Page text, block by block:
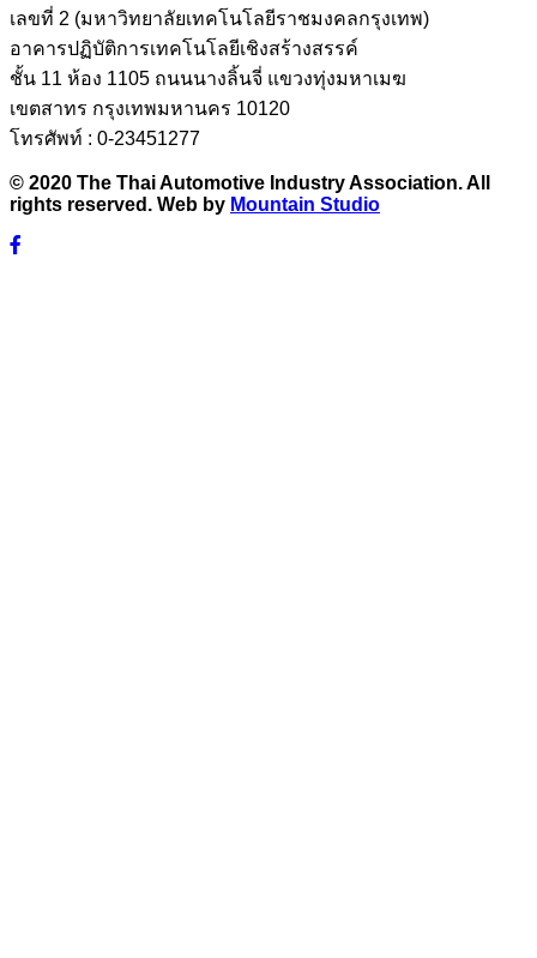
เลขที่ 2 (มหาวิทยาลัยเทคโนโลยีราชมงคลกรุงเทพ)
อาคารปฏิบัติการเทคโนโลยีเชิงสร้างสรรค์
ชั้น 11 ห้อง 1105 ถนนนางลิ้นจี่ แขวงทุ่งมหาเมฆ
เขตสาทร กรุงเทพมหานคร 10120
โทรศัพท์ : 0-23451277
© 2020 The Thai Automotive Industry Association. All
rights reserved. Web by Mountain Studio